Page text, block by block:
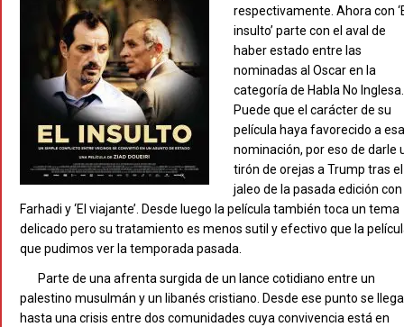
respectivamente. Ahora con
insulto’ parte con el aval de
haber estado entre las
nominadas al Oscar en la
categoría de Habla No Inglesa.
Puede que el carácter de su
película haya favorecido a
nominación, por eso de darle
tirón de orejas a Trump tras el
jaleo de la pasada edición con
Farhadi y ‘El viajante’. Desde luego la película también toca un tema
delicado pero su tratamiento es menos sutil y efectivo que la
que pudimos ver la temporada pasada.
Parte de una afrenta surgida de un lance cotidiano entre un
palestino musulmán y un libanés cristiano. Desde ese punto se llega
hasta una crisis entre dos comunidades cuya convivencia está en